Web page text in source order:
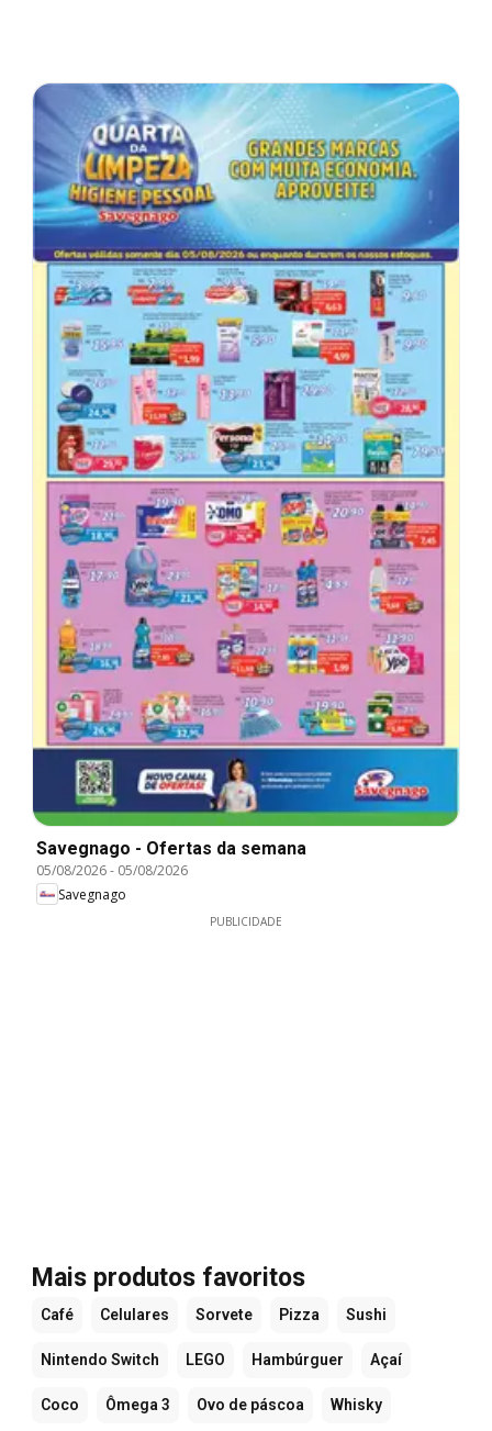
Savegnago - Ofertas da semana
05/08/2026- 05/08/2026
Savegnago
PUBLICIDADE
Mais produtos favoritos
Café Celulares Sorvete Pizza Sushi
Nintendo Switch LEGO Hambúrguer Açaí
Coco Ômega 3 Ovo de páscoa Whisky